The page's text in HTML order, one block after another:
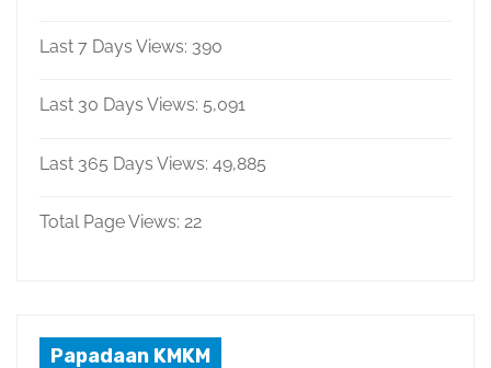
Last 7 Days Views: 390
Last 30 Days Views: 5,091
Last 365 Days Views: 49,885
Total Page Views: 22
Papadaan KMKM